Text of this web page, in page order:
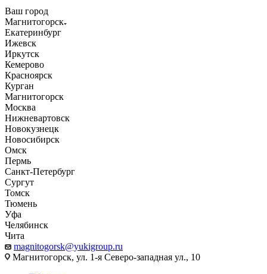
Ваш город
Магнитогорск
Екатеринбург
Ижевск
Иркутск
Кемерово
Красноярск
Курган
Магнитогорск
Москва
Нижневартовск
Новокузнецк
Новосибирск
Омск
Пермь
Санкт-Петербург
Сургут
Томск
Тюмень
Уфа
Челябинск
Чита
magnitogorsk@yukigroup.ru
Магнитогорск, ул. 1-я Северо-западная ул., 10